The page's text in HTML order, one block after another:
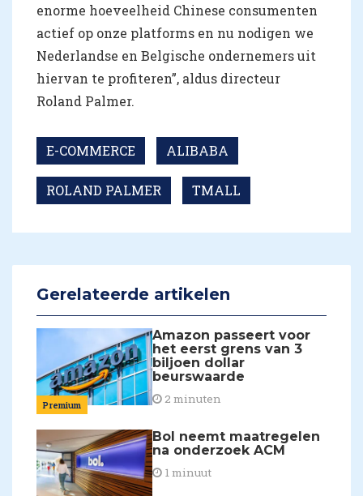
enorme hoeveelheid Chinese consumenten
actief op onze platforms en nu nodigen we
Nederlandse en Belgische ondernemers uit
hiervan te profiteren”, aldus directeur
Roland Palmer.
E-COMMERCE ALIBABA
ROLAND PALMER TMALL
Gerelateerde artikelen
Premium
Amazon passeert voor
het eerst grens van 3
biljoen dollar
beurswaarde
2 minuten
Bol neemt maatregelen
na onderzoek ACM
1 minuut